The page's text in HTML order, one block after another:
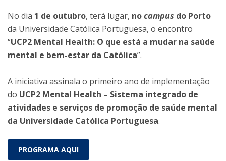
No dia 1 de outubro, terá lugar, nocampus do Porto
da Universidade Católica Portuguesa, o encontro
“UCP2 Mental Health: O que está a mudar na saúde
mental e bem-estar da Católica”.
A iniciativa assinala o primeiro ano de implementação
do UCP2 Mental Health – Sistema integrado de
atividades e serviços de promoção de saúde mental
da Universidade Católica Portuguesa.
PROGRAMA AQUI